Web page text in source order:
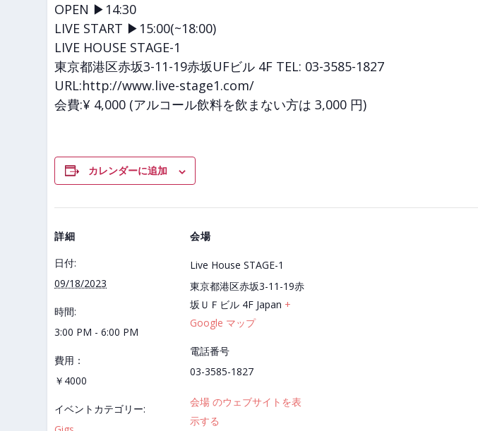
OPEN ▶14:30
LIVE START ▶15:00(~18:00)
LIVE HOUSE STAGE-1
東京都港区赤坂3-11-19赤坂UFビル 4F TEL: 03-3585-1827
URL:http://www.live-stage1.com/
会費:¥ 4,000 (アルコール飲料を飲まない方は 3,000 円)
カレンダーに追加
詳細
日付:
09/18/2023
時間:
3:00 PM - 6:00 PM
費用：
￥4000
イベントカテゴリー:
会場
Live House STAGE-1
東京都港区赤坂3-11-19赤
坂ＵＦビル 4F Japan +
Google マップ
電話番号
03-3585-1827
会場 のウェブサイトを表
示する